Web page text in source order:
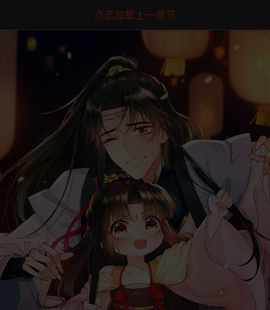
点击加载上一章节